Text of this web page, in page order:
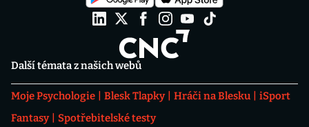
Další témata z našich webů
Moje Psychologie Blesk Tlapky Hráči na Blesku
iSport
Fantasy
Spotřebitelské testy